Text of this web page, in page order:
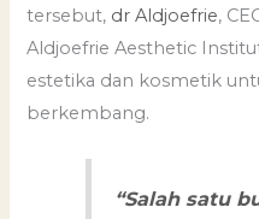
tersebut, dr Aldjoefrie,
Aldjoefrie Aesthetic
estetika dan kosmetik
berkembang.
“Salah satu